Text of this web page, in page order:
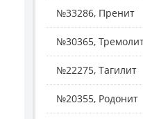
№33286, Пренит
№30365,
№22275, Тагилит
№20355, Родонит